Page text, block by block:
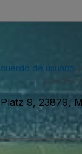
de usuario
puedes
9, 23879,